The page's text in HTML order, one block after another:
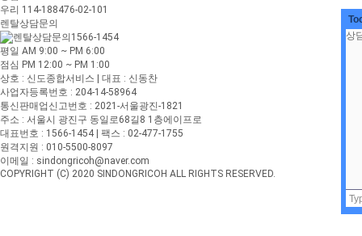
우리 114-188476-02-101
렌탈상담문의
1566-1454
평일 AM 9:00 ~ PM 6:00
점심 PM 12:00 ~ PM 1:00
상호 : 신도종합서비스 | 대표 : 신동찬
사업자등록번호 : 204-14-58964
통신판매업신고번호 : 2021-서울광진-1821
주소 : 서울시 광진구 동일로68길8 1층에이프로
대표번호 : 1566-1454 | 팩스 : 02-477-1755
원격지원 : 010-5500-8097
이메일 : sindongricoh@naver.com
COPYRIGHT (C) 2020 SINDONGRICOH ALL RIGHTS RESERVED.